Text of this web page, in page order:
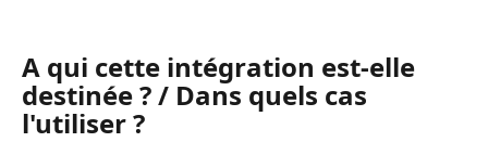
A qui cette intégration est-elle
destinée ? / Dans quels cas
l'utiliser ?